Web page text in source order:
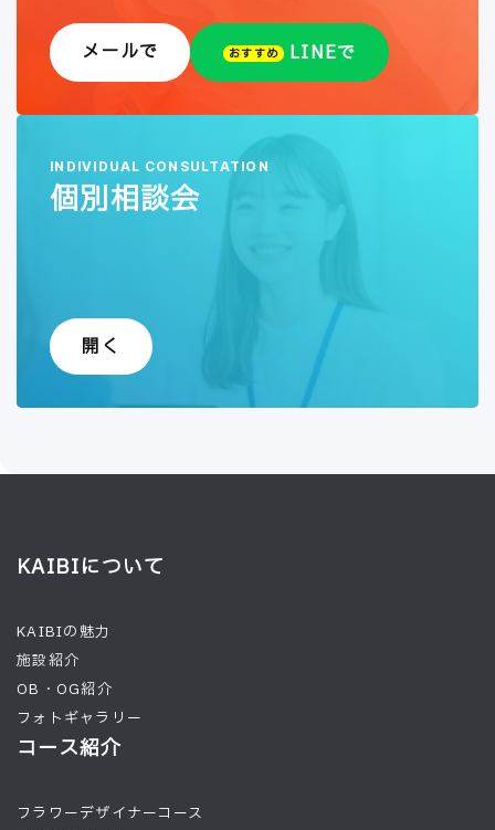
メールで おすすめ LINEで
INDIVIDUAL CONSULTATION
個別相談会
開く
KAIBIについて
KAIBIの魅力
施設紹介
OB・OG紹介
フォトギャラリー
コース紹介
フラワーデザイナーコース